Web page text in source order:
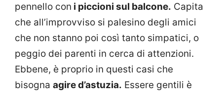
pennello con i piccioni sul balcone. Capita
che all’improvviso si palesino degli amici
che non stanno poi così tanto simpatici, o
peggio dei parenti in cerca di attenzioni.
Ebbene, è proprio in questi casi che
bisogna agire d’astuzia. Essere gentili è